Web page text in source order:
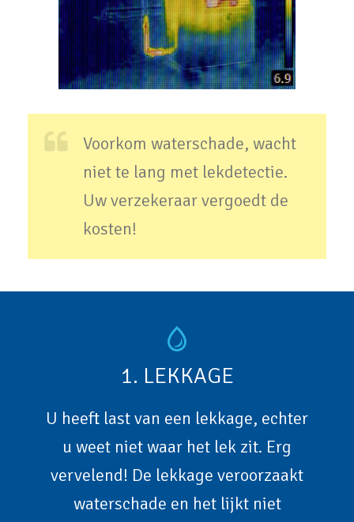
Voorkom waterschade, wacht
niet te lang met lekdetectie.
Uw verzekeraar vergoedt de
kosten!
1. LEKKAGE
U heeft last van een lekkage, echter
u weet niet waar het lek zit. Erg
vervelend! De lekkage veroorzaakt
waterschade en het lijkt niet